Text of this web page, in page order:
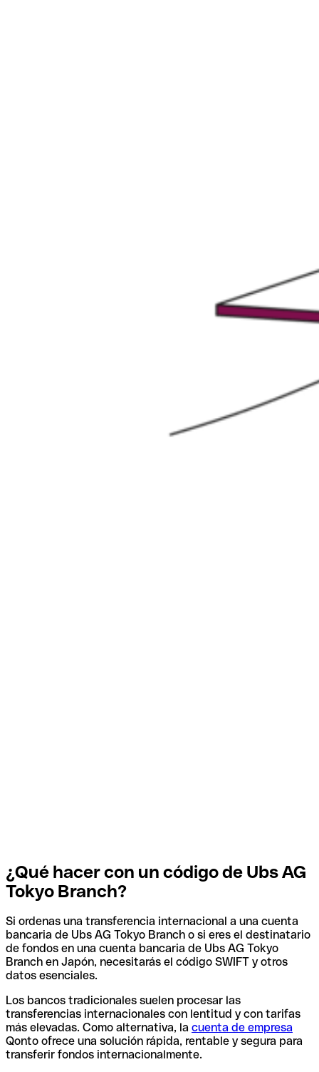
¿Qué hacer con un código de Ubs AG
Tokyo Branch?
Si ordenas una transferencia internacional a una cuenta
bancaria de Ubs AG Tokyo Branch o si eres el destinatario
de fondos en una cuenta bancaria de Ubs AG Tokyo
Branch en Japón, necesitarás el código SWIFT y otros
datos esenciales.
Los bancos tradicionales suelen procesar las
transferencias internacionales con lentitud y con tarifas
más elevadas. Como alternativa, la cuenta de empresa
Qonto ofrece una solución rápida, rentable y segura para
transferir fondos internacionalmente.